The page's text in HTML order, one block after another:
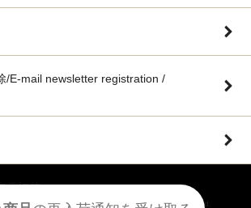
/E-mail newsletter registration /
示切替 :PC版に切り替える
OFFICIAL ONLINE STORE ALL Rights Reserved.